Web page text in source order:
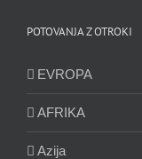
POTOVANJA Z OTROKI
EVROPA
AFRIKA
Azija